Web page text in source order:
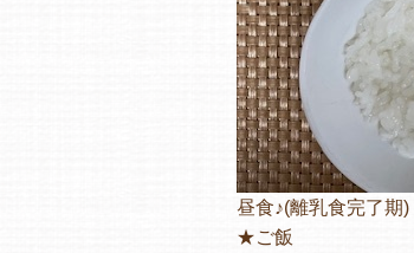
昼食♪(離乳食完了期)
★ご飯